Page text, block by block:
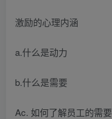
激励的心理内涵
a.什么是动力
b.什么是需要
Ac. 如何了解员工的需要